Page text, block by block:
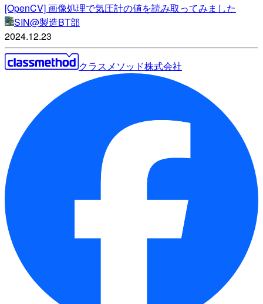
[OpenCV] 画像処理で気圧計の値を読み取ってみました
SIN@製造BT部
2024.12.23
クラスメソッド株式会社